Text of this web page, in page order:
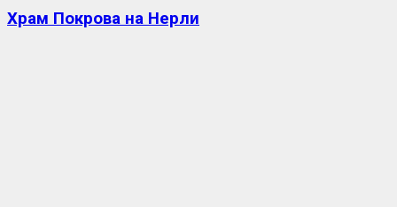
Храм Покрова на Нерли